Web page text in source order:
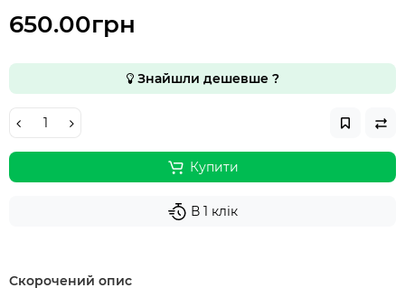
650.00грн
Знайшли дешевше ?
Купити
В 1 клік
Скорочений опис